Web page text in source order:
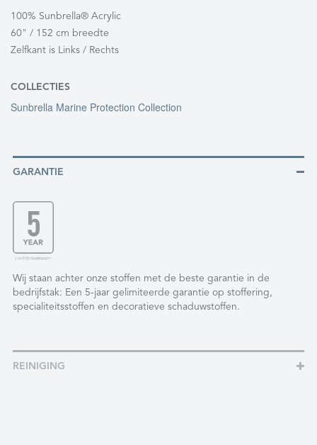
100% Sunbrella® Acrylic
60" / 152 cm breedte
Zelfkant is Links / Rechts
COLLECTIES
Sunbrella Marine Protection Collection
GARANTIE
Wij staan achter onze stoffen met de beste garantie in de
bedrijfstak: Een 5-jaar gelimiteerde garantie op stoffering,
specialiteitsstoffen en decoratieve schaduwstoffen.
REINIGING